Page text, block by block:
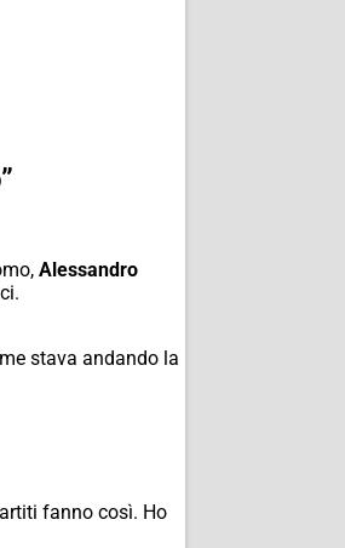
Alessandro
stava andando la
fanno così. Ho